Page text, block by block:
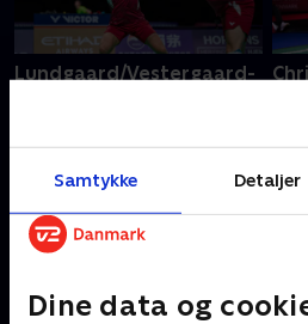
Samtykke Detaljer
Dine data og
Lundgaard/Vestergaard-
Se China Open, en af årets helt
badmintonscenen, med masser
af danske spillere i aktion.
24. juli 2026 • 42 min
Se
af
Andre så også